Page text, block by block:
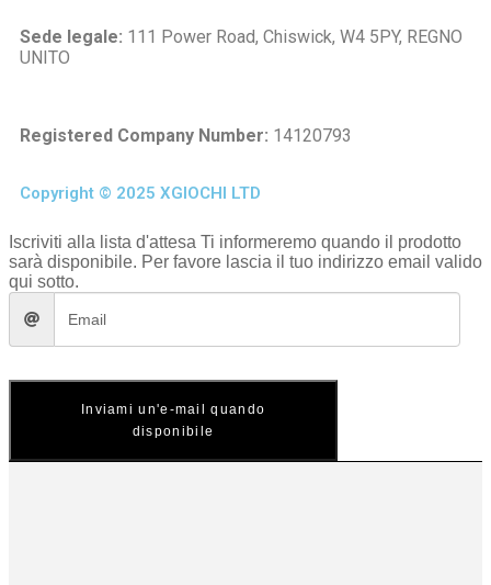
Sede legale: 111 Power Road, Chiswick, W4 5PY, REGNO
UNITO
Registered Company Number: 14120793
Copyright © 2025 XGIOCHI LTD
Iscriviti alla lista d'attesa Ti informeremo quando il prodotto
sarà disponibile. Per favore lascia il tuo indirizzo email valido
qui sotto.
Inviami un'e-mail quando
disponibile